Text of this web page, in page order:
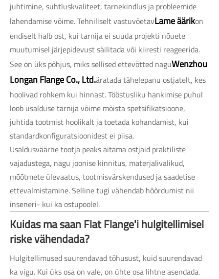
juhtimine, suhtluskvaliteet, tarnekindlus ja probleemide
lahendamise võime. Tehniliselt vastuvõetavLame äärikon
endiselt halb ost, kui tarnija ei suuda projekti nõuete
muutumisel järjepidevust säilitada või kiiresti reageerida.
See on üks põhjus, miks sellised ettevõtted naguWenzhou
Longan Flange Co., Ltd.äratada tähelepanu ostjatelt, kes
hoolivad rohkem kui hinnast. Tööstusliku hankimise puhul
loob usalduse tarnija võime mõista spetsifikatsioone,
juhtida tootmist hoolikalt ja toetada kohandamist, kui
standardkonfiguratsioonidest ei piisa.
Usaldusväärne tootja peaks aitama ostjaid praktiliste
vajadustega, nagu joonise kinnitus, materjalivalikud,
mõõtmete ülevaatus, tootmisvärskendused ja saadetise
ettevalmistamine. Selline tugi vähendab hõõrdumist nii
inseneri- kui ka ostupoolel.
Kuidas ma saan Flat Flange'i hulgitellimisel
riske vähendada?
Hulgitellimused suurendavad tõhusust, kuid suurendavad
ka vigu. Kui üks osa on vale, on ühte osa lihtne asendada.